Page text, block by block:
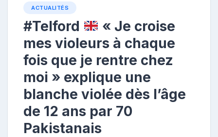
ACTUALITÉS
#Telford
« Je croise
mes violeurs à chaque
fois que je rentre chez
moi » explique une
blanche violée dès l’âge
de 12 ans par 70
Pakistanais